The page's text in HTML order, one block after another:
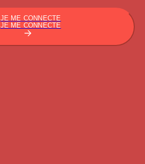
JE ME CONNECTE
JE ME CONNECTE